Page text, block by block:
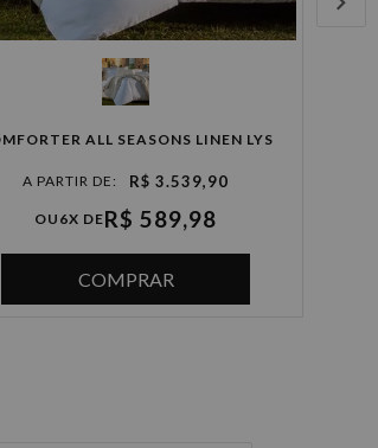
ALL SEASONS LINEN LYS
R$ 3.539,90
OU 6X DER$ 589,98
COMPRAR